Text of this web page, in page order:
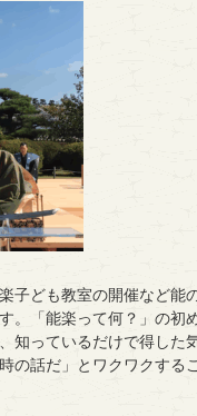
子ども教室の開催など能
。「能楽って何？」の初
知っているだけで得した
の話だ」とワクワクする